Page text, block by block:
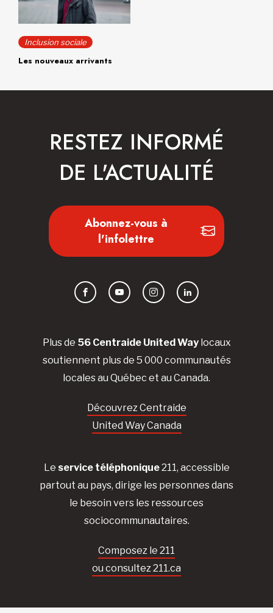
Inclusion sociale
Les nouveaux arrivants
Plus de 56 Centraide United Waylocaux
soutiennent plus de 5 000 communautés
locales au Québec et au Canada.
Découvrez Centraide
United Way Canada
Le service téléphonique211, accessible
partout au pays, dirige les personnes dans
le besoin vers les ressources
sociocommunautaires.
Composez le 211
ou consultez 211.ca
RESTEZ INFORMÉ
DE L'ACTUALITÉ
Abonnez-vous à
l'infolettre
FacebookYouTubeInstagramLinkedIn